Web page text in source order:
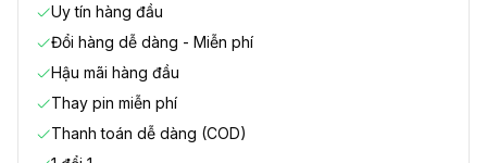
Uy tín hàng đầu
Đổi hàng dễ dàng - Miễn phí
Hậu mãi hàng đầu
Thay pin miễn phí
Thanh toán dễ dàng (COD)